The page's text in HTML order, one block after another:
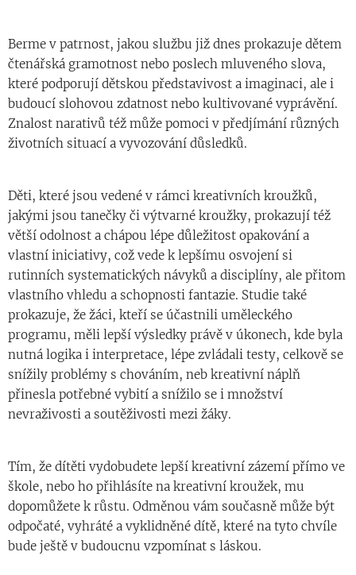
Berme v patrnost, jakou službu již dnes prokazuje dětem
čtenářská gramotnost nebo poslech mluveného slova,
které podporují dětskou představivost a imaginaci, ale i
budoucí slohovou zdatnost nebo kultivované vyprávění.
Znalost narativů též může pomoci v předjímání různých
životních situací a vyvozování důsledků.
Děti, které jsou vedené v rámci kreativních kroužků,
jakými jsou tanečky či výtvarné kroužky, prokazují též
větší odolnost a chápou lépe důležitost opakování a
vlastní iniciativy, což vede k lepšímu osvojení si
rutinních systematických návyků a disciplíny, ale přitom
vlastního vhledu a schopnosti fantazie. Studie také
prokazuje, že žáci, kteří se účastnili uměleckého
programu, měli lepší výsledky právě v úkonech, kde byla
nutná logika i interpretace, lépe zvládali testy, celkově se
snížily problémy s chováním, neb kreativní náplň
přinesla potřebné vybití a snížilo se i množství
nevraživosti a soutěživosti mezi žáky.
Tím, že dítěti vydobudete lepší kreativní zázemí přímo ve
škole, nebo ho přihlásíte na kreativní kroužek, mu
dopomůžete k růstu. Odměnou vám současně může být
odpočaté, vyhráté a vyklidněné dítě, které na tyto chvíle
bude ještě v budoucnu vzpomínat s láskou.